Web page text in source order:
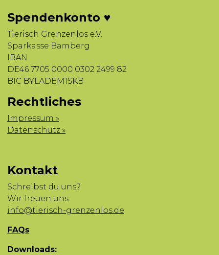
Spendenkonto ♥
Tierisch Grenzenlos e.V.
Sparkasse Bamberg
IBAN
DE46 7705 0000 0302 2499 82
BIC BYLADEM1SKB
Rechtliches
Impressum »
Datenschutz »
Kontakt
Schreibst du uns?
Wir freuen uns:
info@tierisch-grenzenlos.de
FAQs
Downloads: